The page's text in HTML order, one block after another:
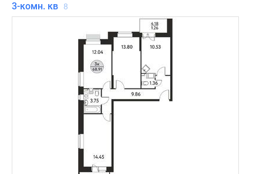
3-комн. кв 8